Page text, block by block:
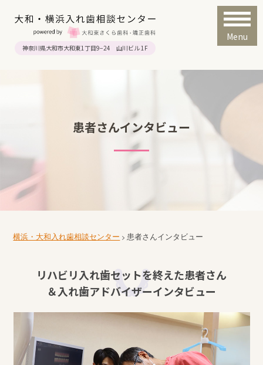
Menu
神奈川県大和市大和東1丁目9−24 山川ビル 1F
患者さんインタビュー
横浜・大和入れ歯相談センター > 患者さんインタビュー
リハビリ入れ歯セットを終えた患者さん
＆入れ歯アドバイザーインタビュー